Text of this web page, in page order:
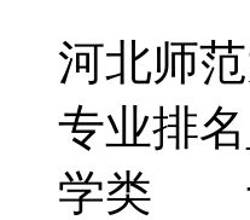
河北师
专业排
学类